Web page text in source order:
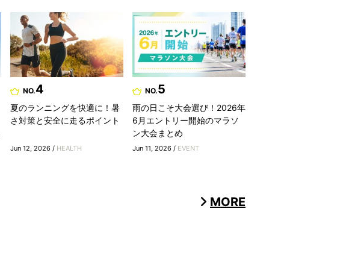
NO.4
夏のランニングを快適に！暑
さ対策と安全に走るポイント
Jun 12, 2026 / HEALTH
NO.5
雨の日こそ大会選び！2026年
6月エントリー開始のマラソ
ン大会まとめ
Jun 11, 2026 / EVENT
MORE